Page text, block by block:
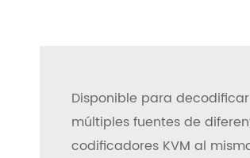
Disponible para
múltiples fuentes de
codificadores KVM al